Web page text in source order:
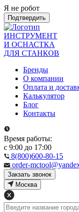
Я не робот
Подтвердить
ИНСТРУМЕНТ
И ОСНАСТКА
ДЛЯ СТАНКОВ
Бренды
О компании
Оплата и
Калькулятор
Блог
Контакты
Время работы:
с 9:00 до 17:00
8(800)600-80-15
order-
Закзать звонок
Москва